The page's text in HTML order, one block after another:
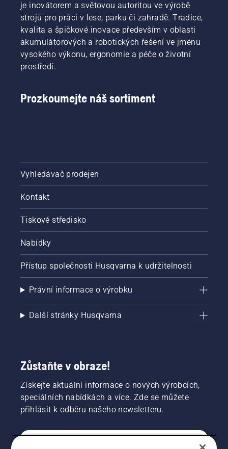
je inovátorem a světovou autoritou ve výrobě
strojů pro práci v lese, parku či zahradě. Tradice,
kvalita a špičkové inovace především v oblasti
akumulátorových a robotických řešení ve jménu
vysokého výkonu, ergonomie a péče o životní
prostředí.
Prozkoumejte náš sortiment
Vyhledávač prodejen
Kontakt
Tiskové středisko
Nabídky
Přístup společnosti Husqvarna k udržitelnosti
Právní informace o výrobku
Další stránky Husqvarna
Zůstaňte v obraze!
Získejte aktuální informace o nových výrobcích,
speciálních nabídkách a více. Zde se můžete
přihlásit k odběru našeho newsletteru.